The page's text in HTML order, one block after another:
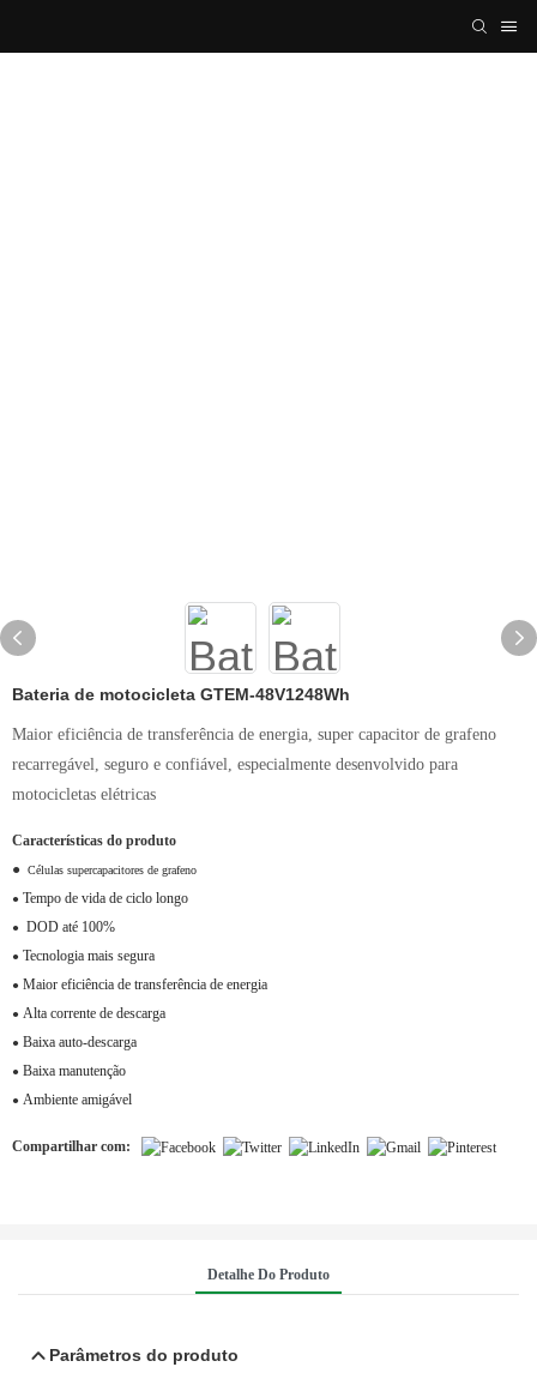
Bateria de motocicleta GTEM-48V1248Wh
Maior eficiência de transferência de energia, super capacitor de grafeno
recarregável, seguro e confiável, especialmente desenvolvido para
motocicletas elétricas
Características do produto
● Células supercapacitores de grafeno
● Tempo de vida de ciclo longo
● DOD até 100%
● Tecnologia mais segura
● Maior eficiência de transferência de energia
● Alta corrente de descarga
● Baixa auto-descarga
● Baixa manutenção
● Ambiente amigável
Compartilhar com:
Detalhe Do Produto
Parâmetros do produto